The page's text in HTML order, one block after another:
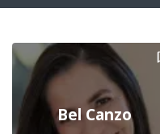
Bel Canzo